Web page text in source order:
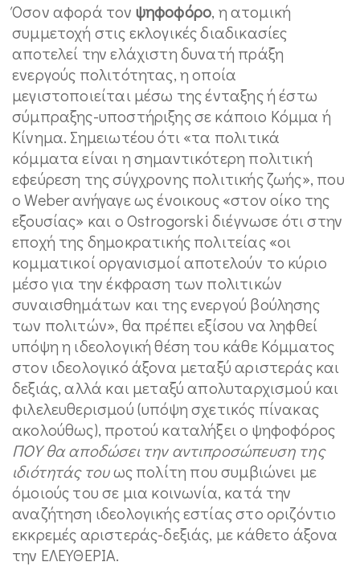
Όσον αφορά τον ψηφοφόρο, η ατομική
συμμετοχή στις εκλογικές διαδικασίες
αποτελεί την ελάχιστη δυνατή πράξη
ενεργούς πολιτότητας, η οποία
μεγιστοποιείται μέσω της ένταξης ή έστω
σύμπραξης-υποστήριξης σε κάποιο Κόμμα ή
Κίνημα. Σημειωτέου ότι «τα πολιτικά
κόμματα είναι η σημαντικότερη πολιτική
εφεύρεση της σύγχρονης πολιτικής ζωής», που
ο Weber ανήγαγε ως ένοικους «στον οίκο της
εξουσίας» και ο Ostrogorski διέγνωσε ότι στην
εποχή της δημοκρατικής πολιτείας «οι
κομματικοί οργανισμοί αποτελούν το κύριο
μέσο για την έκφραση των πολιτικών
συναισθημάτων και της ενεργού βούλησης
των πολιτών», θα πρέπει εξίσου να ληφθεί
υπόψη η ιδεολογική θέση του κάθε Κόμματος
στον ιδεολογικό άξονα μεταξύ αριστεράς και
δεξιάς, αλλά και μεταξύ απολυταρχισμού και
φιλελευθερισμού (υπόψη σχετικός πίνακας
ακολούθως), προτού καταλήξει ο ψηφοφόρος
ΠΟΥ θα αποδώσει την αντιπροσώπευση της
ιδιότητάς τουως πολίτη που συμβιώνει με
όμοιούς του σε μια κοινωνία, κατά την
αναζήτηση ιδεολογικής εστίας στο οριζόντιο
εκκρεμές αριστεράς-δεξιάς, με κάθετο άξονα
την ΕΛΕΥΘΕΡΙΑ.